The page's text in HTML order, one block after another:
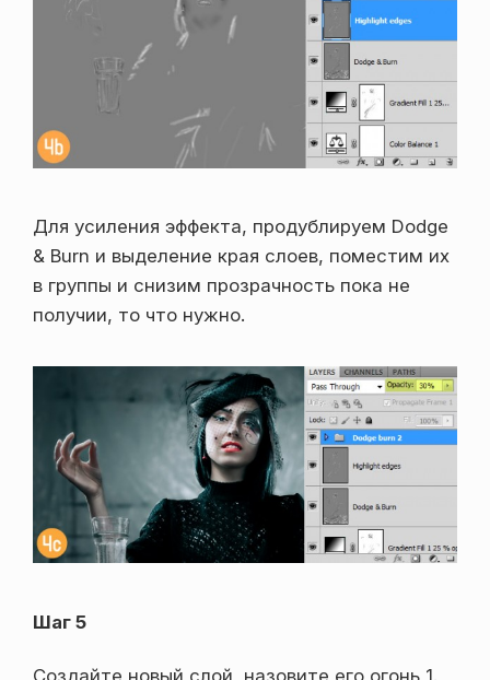
Для усиления эффекта, продублируем Dodge
& Burn и выделение края слоев, поместим их
в группы и снизим прозрачность пока не
получии, то что нужно.
Шаг 5